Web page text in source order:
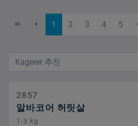
페이지
1 페이지
2 페이지
3 페이지
4 페이지
5
2857
알바코어 허릿살
1-3 kg